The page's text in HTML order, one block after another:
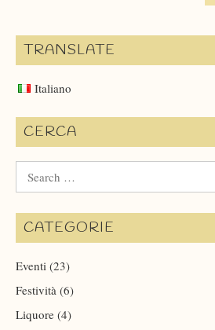
TRANSLATE
Italiano
CERCA
for:
CATEGORIE
Eventi (23)
Festività (6)
Liquore (4)